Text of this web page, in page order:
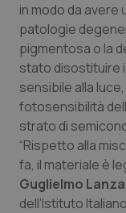
Provincia
Provincia
Puglia
Sardegna
Sicilia
Infezioni &
Malattie
Malattia di
in modo da avere
patologie
pigmentosa o la
stato disostituire
sensibile alla
fotosensibilità
strato di
“Rispetto alla
fa, il materiale è
Guglielmo
dell’Istituto